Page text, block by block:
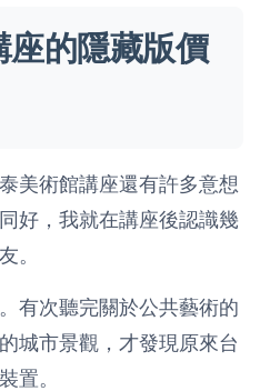
的隱藏版價
美術館講座還有許多意想
好，我就在講座後認識幾
。
有次聽完關於公共藝術的
城市景觀，才發現原來台
置。